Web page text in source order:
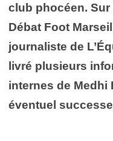
club phocéen. Sur
Débat Foot
journaliste de
livré plusieurs
internes de Medhi
éventuel